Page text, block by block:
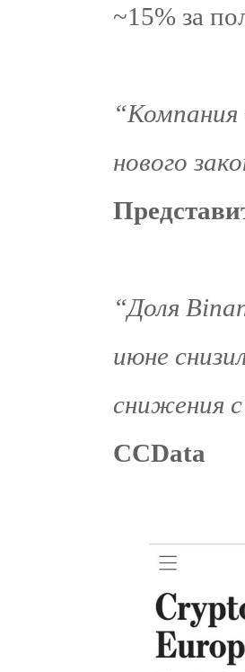
~15% за
“Компания
нового
“Доля
июне
снижения с
CCData